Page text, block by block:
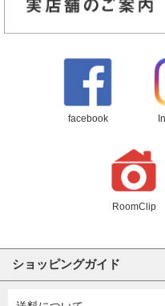
facebook
RoomClip
ショッピングガイド